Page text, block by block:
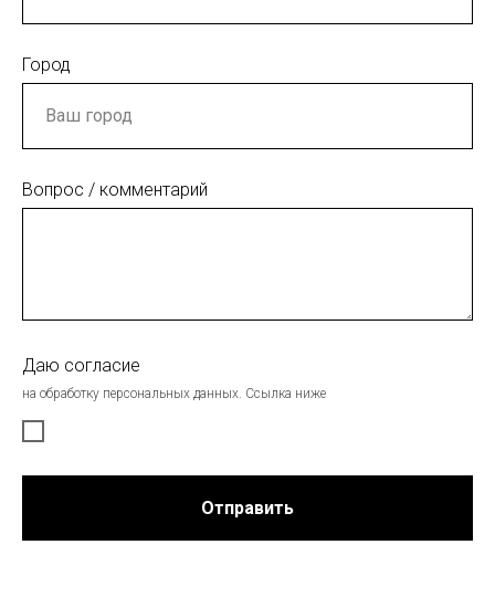
Город
Вопрос / комментарий
Даю согласие
на обработку персональных данных. Ссылка ниже
Отправить